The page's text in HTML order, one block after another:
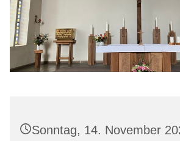
Sonntag, 14. November